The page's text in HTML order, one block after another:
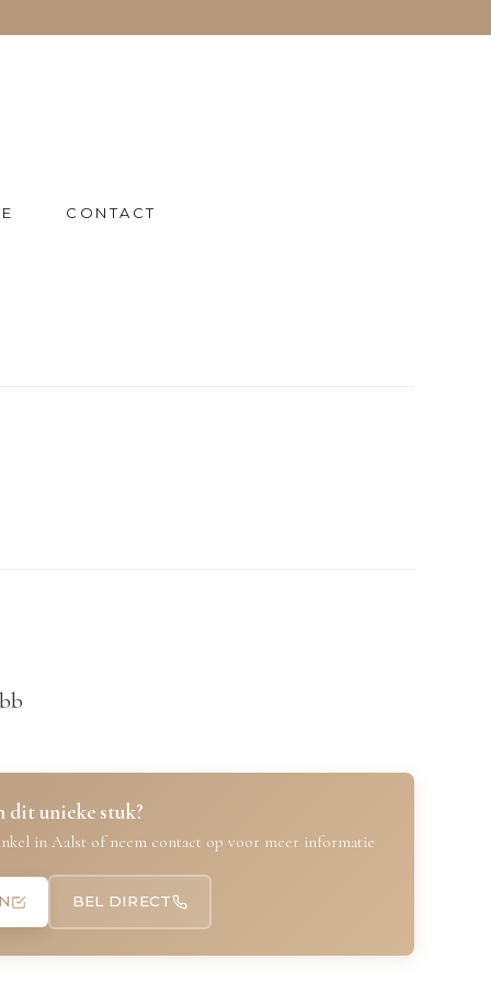
CONTACT
dit unieke stuk?
in Aalst of neem contact op voor meer informatie
BEL DIRECT